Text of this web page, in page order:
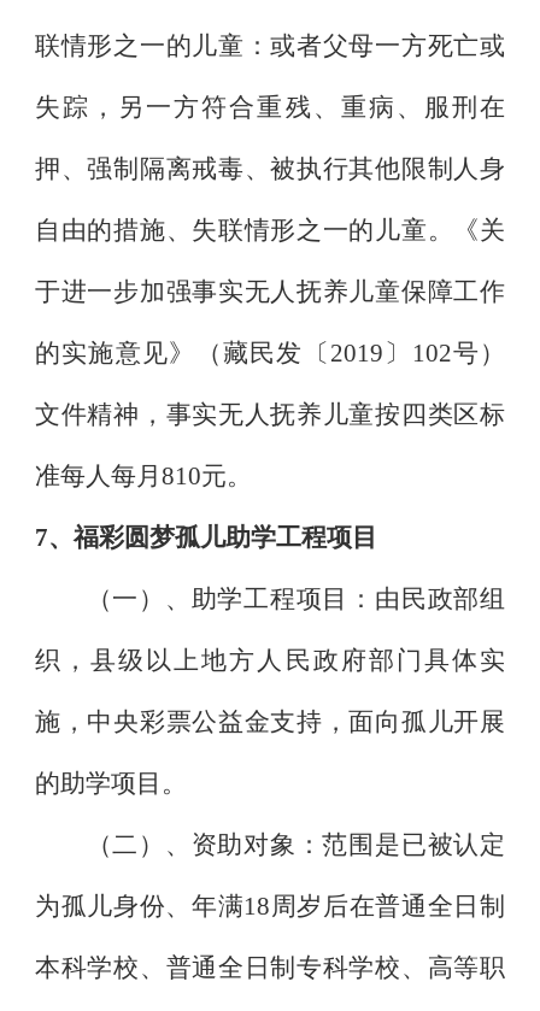
联情形之一的儿童：或者父母一方死亡或
失踪，另一方符合重残、重病、服刑在
押、强制隔离戒毒、被执行其他限制人身
自由的措施、失联情形之一的儿童。《关
于进一步加强事实无人抚养儿童保障工作
的实施意见》（藏民发〔 2019 〕 102号）
文件精神，事实无人抚养儿童按四类区标
准每人每月 810元。
7、福彩圆梦孤儿助学工程项目
（一）、助学工程项目：由民政部组
织，县级以上地方人民政府部门具体实
施，中央彩票公益金支持，面向孤儿开展
的助学项目。
（二）、资助对象：范围是已被认定
为孤儿身份、年满18周岁后在普通全日制
本科学校、普通全日制专科学校、高等职